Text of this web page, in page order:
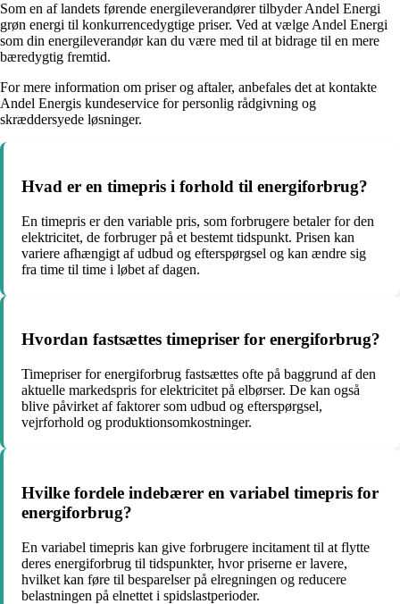
Som en af landets førende energileverandører tilbyder Andel Energi
grøn energi til konkurrencedygtige priser. Ved at vælge Andel Energi
som din energileverandør kan du være med til at bidrage til en mere
bæredygtig fremtid.
For mere information om priser og aftaler, anbefales det at kontakte
Andel Energis kundeservice for personlig rådgivning og
skræddersyede løsninger.
Hvad er en timepris i forhold til energiforbrug?
En timepris er den variable pris, som forbrugere betaler for den
elektricitet, de forbruger på et bestemt tidspunkt. Prisen kan
variere afhængigt af udbud og efterspørgsel og kan ændre sig
fra time til time i løbet af dagen.
Hvordan fastsættes timepriser for energiforbrug?
Timepriser for energiforbrug fastsættes ofte på baggrund af den
aktuelle markedspris for elektricitet på elbørser. De kan også
blive påvirket af faktorer som udbud og efterspørgsel,
vejrforhold og produktionsomkostninger.
Hvilke fordele indebærer en variabel timepris for
energiforbrug?
En variabel timepris kan give forbrugere incitament til at flytte
deres energiforbrug til tidspunkter, hvor priserne er lavere,
hvilket kan føre til besparelser på elregningen og reducere
belastningen på elnettet i spidslastperioder.